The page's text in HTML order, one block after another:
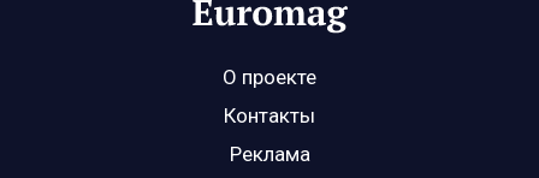
О проекте
Контакты
Реклама